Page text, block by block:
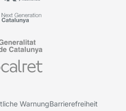
WarnungBarrierefreiheit